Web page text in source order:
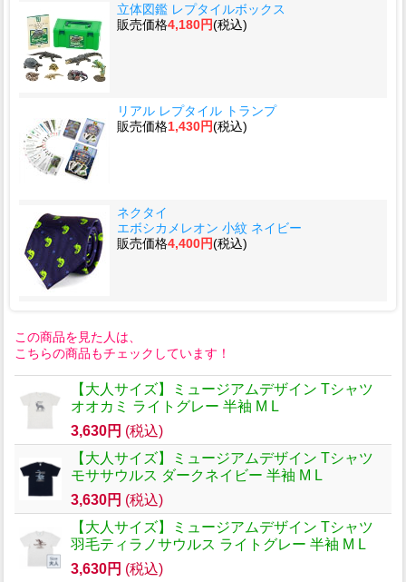
立体図鑑 レプタイルボックス
販売価格4,180円(税込)
リアル レプタイル トランプ
販売価格1,430円(税込)
ネクタイ
エボシカメレオン 小紋 ネイビー
販売価格4,400円(税込)
この商品を見た人は、
こちらの商品もチェックしています！
【大人サイズ】ミュージアムデザイン Tシャツ
オオカミ ライトグレー 半袖 M L
3,630円 (税込)
【大人サイズ】ミュージアムデザイン Tシャツ
モササウルス ダークネイビー 半袖 M L
3,630円 (税込)
【大人サイズ】ミュージアムデザイン Tシャツ
羽毛ティラノサウルス ライトグレー 半袖 M L
3,630円 (税込)